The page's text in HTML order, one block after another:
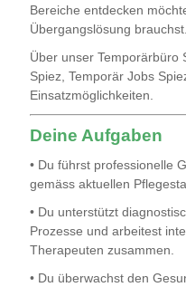
Bereiche entdecken
Übergangslösung brauchst.
Über unser Temporärbüro
Spiez, Temporär Jobs
Einsatzmöglichkeiten.
Deine Aufgaben
• Du führst professionelle
gemäss aktuellen
• Du unterstützt
Prozesse und arbeitest
Therapeuten zusammen.
• Du überwachst den